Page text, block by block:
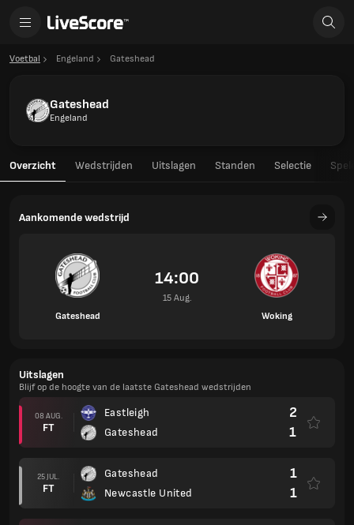
Voetbal Engeland Gateshead
Gateshead
Engeland
Overzicht Wedstrijden Uitslagen Standen Selectie
Aankomende wedstrijd
Gateshead
14:00
15 Aug.
Woking
Uitslagen
Blijf op de hoogte van de laatste Gateshead wedstrijden
08 AUG.
FT
Eastleigh
Gateshead
2
1
25 JUL.
FT
Gateshead
Newcastle United
1
1